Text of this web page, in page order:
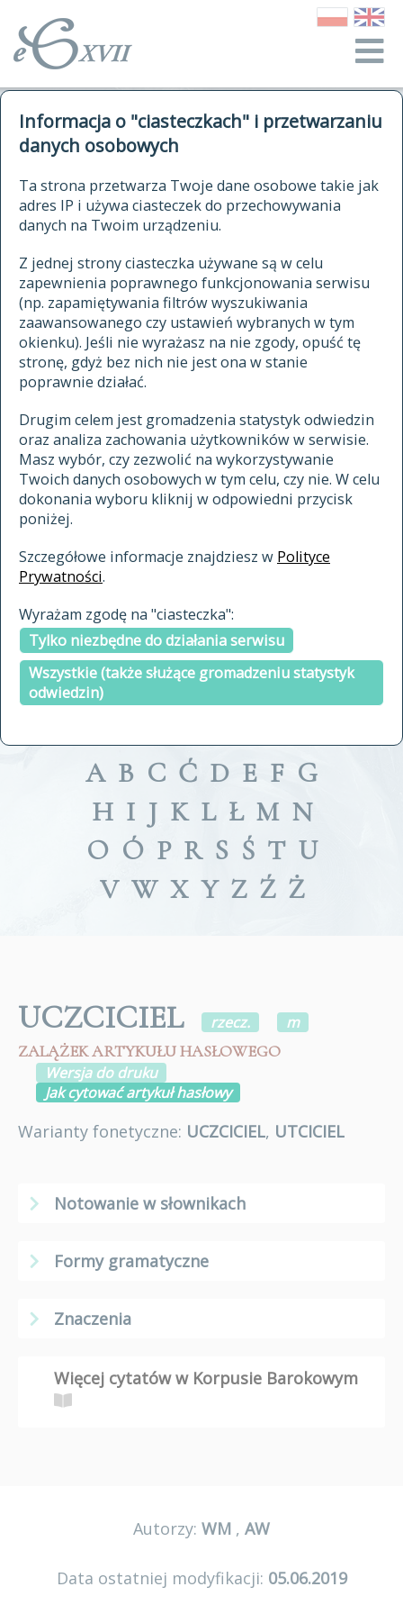
Informacja o "ciasteczkach" i przetwarzaniu
danych osobowych
Ta strona przetwarza Twoje dane osobowe takie jak
adres IP i używa ciasteczek do przechowywania
danych na Twoim urządzeniu.
Z jednej strony ciasteczka używane są w celu
zapewnienia poprawnego funkcjonowania serwisu
(np. zapamiętywania filtrów wyszukiwania
zaawansowanego czy ustawień wybranych w tym
okienku). Jeśli nie wyrażasz na nie zgody, opuść tę
stronę, gdyż bez nich nie jest ona w stanie
poprawnie działać.
Drugim celem jest gromadzenia statystyk odwiedzin
oraz analiza zachowania użytkowników w serwisie.
Masz wybór, czy zezwolić na wykorzystywanie
Twoich danych osobowych w tym celu, czy nie. W celu
dokonania wyboru kliknij w odpowiedni przycisk
poniżej.
Szczegółowe informacje znajdziesz w Polityce
Prywatności.
Wyrażam zgodę na "ciasteczka":
Tylko niezbędne do działania serwisu
Wszystkie (także służące gromadzeniu statystyk
odwiedzin)
autorzy Słownika
historia
publikacje
źródła
autorzy tekstów źródłowych
zasady opracowania
statystyki
najnowsze hasła
ostatnio zmodyfikowane hasła
materiały archiwalne
cytowanie
kontakt
kwerendy
jak cytować Słownik
ELEKTRONICZNY SŁOWNIK
JĘZYKA POLSKIEGO
XVII I XVIII WIEKU
znajdź hasła
zaczynające się od
indeksie
a fronte
a tergo
A B C Ć D E F G
H I J K L Ł M N
O Ó P R S Ś T U
V W X Y Z Ź Ż
UCZCICIEL rzecz.
m
ZALĄŻEK ARTYKUŁU HASŁOWEGO
Wersja do druku
Jak cytować artykuł hasłowy
Warianty fonetyczne: UCZCICIEL, UTCICIEL
Notowanie w słownikach
Formy gramatyczne
Znaczenia
Więcej cytatów w Korpusie Barokowym
Autorzy: WM , AW
Data ostatniej modyfikacji: 05.06.2019